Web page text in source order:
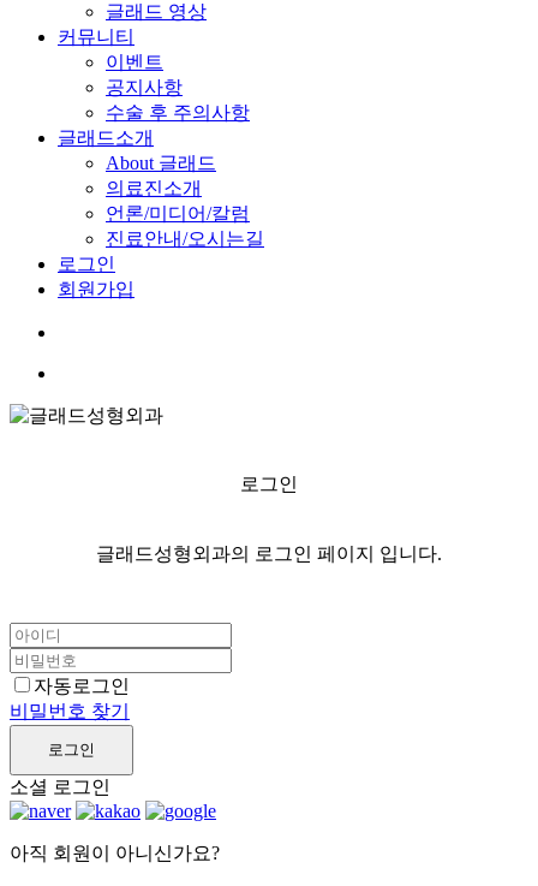
글래드 영상
커뮤니티
이벤트
공지사항
수술 후 주의사항
글래드소개
About 글래드
의료진소개
언론/미디어/칼럼
진료안내/오시는길
로그인
회원가입
로그인
글래드성형외과의 로그인 페이지 입니다.
자동로그인
비밀번호 찾기
로그인
소셜 로그인
아직 회원이 아니신가요?